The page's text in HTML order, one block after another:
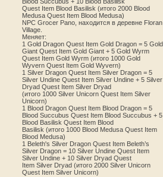
Quest Item Blood Basilisk (итого 2000 Blood
Medusa Quest Item Blood Medusa)
NPC Grocer Pano, находится в деревне Floran
Village.
Меняет:
1 Gold Dragon Quest Item Gold Dragon = 5 Gold
Giant Quest Item Gold Giant + 5 Gold Wyrm
Quest Item Gold Wyrm (итого 1000 Gold
Wyvern Quest Item Gold Wyvern)
1 Silver Dragon Quest Item Silver Dragon = 5
Silver Undine Quest Item Silver Undine + 5 Silver
Dryad Quest Item Silver Dryad
(итого 1000 Silver Unicorn Quest Item Silver
Unicorn)
1 Blood Dragon Quest Item Blood Dragon = 5
Blood Succubus Quest Item Blood Succubus + 5
Blood Basilisk Quest Item Blood
Basilisk (итого 1000 Blood Medusa Quest Item
Blood Medusa)
1 Beleth's Silver Dragon Quest Item Beleth’s
Silver Dragon = 10 Silver Undine Quest Item
Silver Undine + 10 Silver Dryad Quest
Item Silver Dryad (итого 2000 Silver Unicorn
Quest Item Silver Unicorn)